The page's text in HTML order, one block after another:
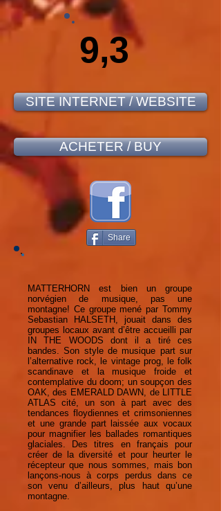
9,3
SITE INTERNET / WEBSITE
ACHETER / BUY
Share
MATTERHORN est bien un groupe
norvégien de musique, pas une
montagne! Ce groupe mené par Tommy
Sebastian HALSETH, jouait dans des
groupes locaux avant d’être accueilli par
IN THE WOODS dont il a tiré ces
bandes. Son style de musique part sur
l’alternative rock, le vintage prog, le folk
scandinave et la musique froide et
contemplative du doom; un soupçon des
OAK, des EMERALD DAWN, de LITTLE
ATLAS cité, un son à part avec des
tendances floydiennes et crimsoniennes
et une grande part laissée aux vocaux
pour magnifier les ballades romantiques
glaciales. Des titres en français pour
créer de la diversité et pour heurter le
récepteur que nous sommes, mais bon
lançons-nous à corps perdus dans ce
son venu d’ailleurs, plus haut qu’une
montagne.